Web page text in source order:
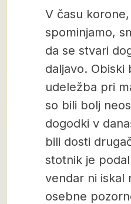
V času
spominjamo,
da se stvari
daljavo. Obiski
udeležba pri
so bili bolj
dogodki v
bili dosti
stotnik je
vendar ni iskal
osebne